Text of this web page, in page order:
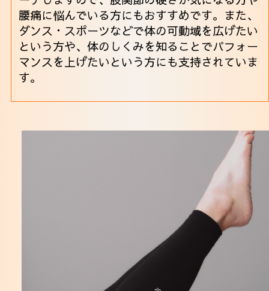
腰痛に悩んでいる方にもおすすめです。また、
ダンス・スポーツなどで体の可動域を広げたい
という方や、体のしくみを知ることでパフォー
マンスを上げたいという方にも支持されていま
す。